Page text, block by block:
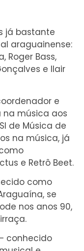
já bastante
araguainense:
Roger Bass,
e Ilair
e
na música aos
de Música de
na música, já
e Retrô Beet.
como
se
nos anos 90,
conhecido